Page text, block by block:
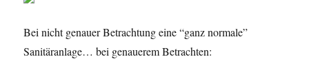
Bei nicht genauer Betrachtung eine “ganz normale”
Sanitäranlage… bei genauerem Betrachten: